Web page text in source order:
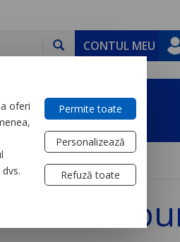
CONTUL MEU
CONTACT
cu
oferi
Permite toate
Personalizează
Refuză toate